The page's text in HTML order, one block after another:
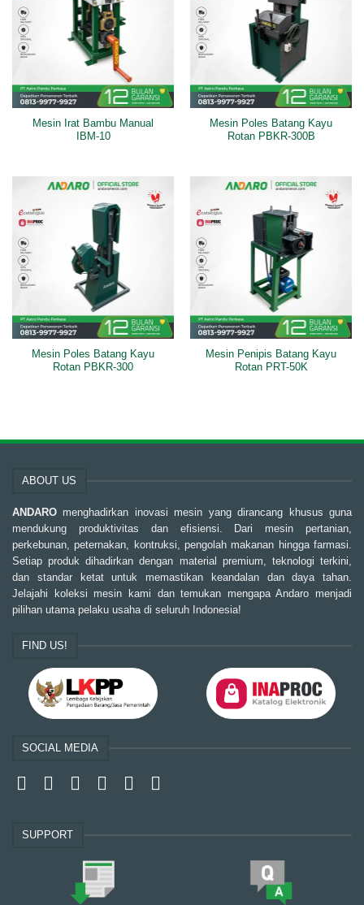
Mesin Irat Bambu Manual
IBM-10
Mesin Poles Batang Kayu
Rotan PBKR-300B
Mesin Poles Batang Kayu
Rotan PBKR-300
Mesin Penipis Batang Kayu
Rotan PRT-50K
ABOUT US
ANDARO menghadirkan inovasi mesin yang dirancang khusus guna
mendukung produktivitas dan efisiensi. Dari mesin pertanian,
perkebunan, peternakan, kontruksi, pengolah makanan hingga farmasi.
Setiap produk dihadirkan dengan material premium, teknologi terkini,
dan standar ketat untuk memastikan keandalan dan daya tahan.
Jelajahi koleksi mesin kami dan temukan mengapa Andaro menjadi
pilihan utama pelaku usaha di seluruh Indonesia!
FIND US!
SOCIAL MEDIA
SUPPORT